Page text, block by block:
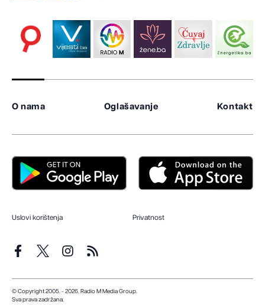
O nama Oglašavanje Kontakt
Uslovi korištenja Privatnost
© Copyright 2005. - 2026. Radio M Media Group.
Sva prava zadržana.